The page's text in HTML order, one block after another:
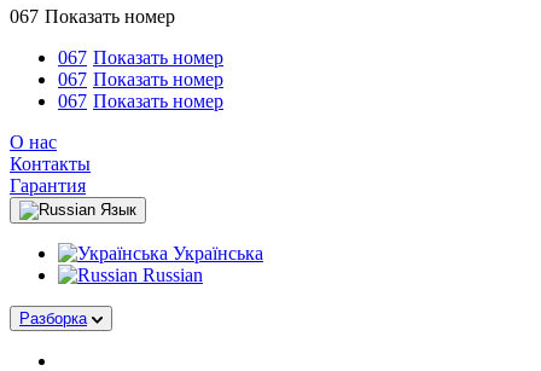
067 Показать номер
067 Показать номер
067 Показать номер
067 Показать номер
О нас
Контакты
Гарантия
Язык
Українська
Russian
Разборка